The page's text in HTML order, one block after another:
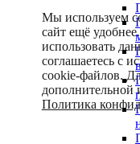
Мы используем
сайт ещё
использовать
соглашаетесь с
cookie-файлов.
Политика